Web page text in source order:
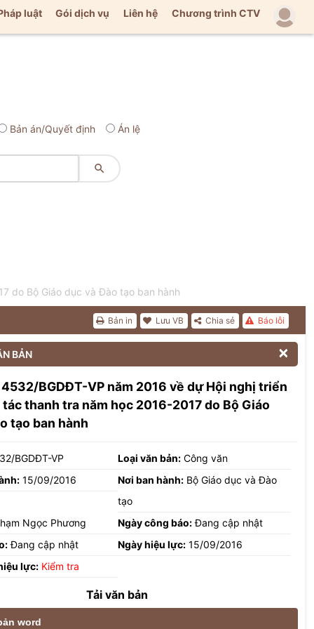
luật Gói dịch vụ Liên hệ Chương trình CTV
Bản án/Quyết định Án lệ

do Bộ Giáo dục và Đào tạo ban hành
Báo lỗi
Chia sẻ
Lưu VB
Bản in
BẢN 
BGDĐT-VP năm 2016 về dự Hội nghị triển
thanh tra năm học 2016-2017 do Bộ Giáo
tạo ban hành
BGDĐT-VP Loại văn bản: Công văn
15/09/2016 Nơi ban hành: Bộ Giáo dục và Đào
tạo
Ngọc Phương Ngày công báo:Đang cập nhật
Đang cập nhật Ngày hiệu lực: 15/09/2016
lực: Kiểm tra
Tải văn bản
word